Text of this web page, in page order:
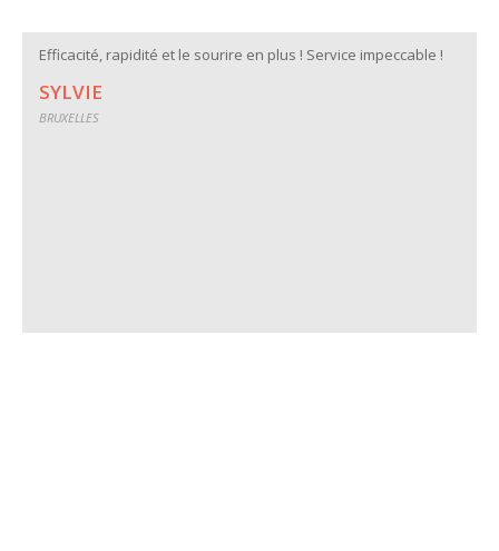
Efficacité, rapidité et le sourire en plus ! Service impeccable !
SYLVIE
BRUXELLES